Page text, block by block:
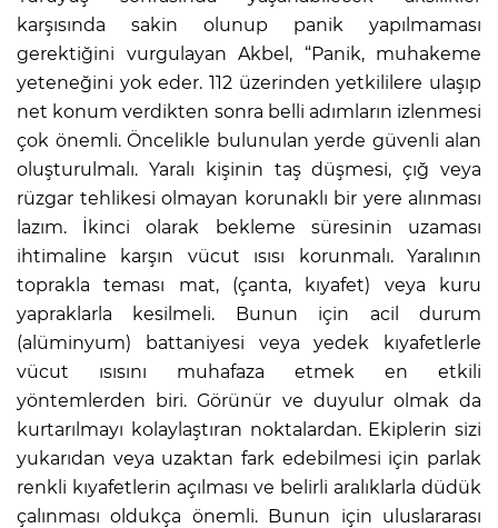
karşısında sakin olunup panik yapılmaması
gerektiğini vurgulayan Akbel, “Panik, muhakeme
yeteneğini yok eder. 112 üzerinden yetkililere ulaşıp
net konum verdikten sonra belli adımların izlenmesi
çok önemli. Öncelikle bulunulan yerde güvenli alan
oluşturulmalı. Yaralı kişinin taş düşmesi, çığ veya
rüzgar tehlikesi olmayan korunaklı bir yere alınması
lazım. İkinci olarak bekleme süresinin uzaması
ihtimaline karşın vücut ısısı korunmalı. Yaralının
toprakla teması mat, (çanta, kıyafet) veya kuru
yapraklarla kesilmeli. Bunun için acil durum
(alüminyum) battaniyesi veya yedek kıyafetlerle
vücut ısısını muhafaza etmek en etkili
yöntemlerden biri. Görünür ve duyulur olmak da
kurtarılmayı kolaylaştıran noktalardan. Ekiplerin sizi
yukarıdan veya uzaktan fark edebilmesi için parlak
renkli kıyafetlerin açılması ve belirli aralıklarla düdük
çalınması oldukça önemli. Bunun için uluslararası